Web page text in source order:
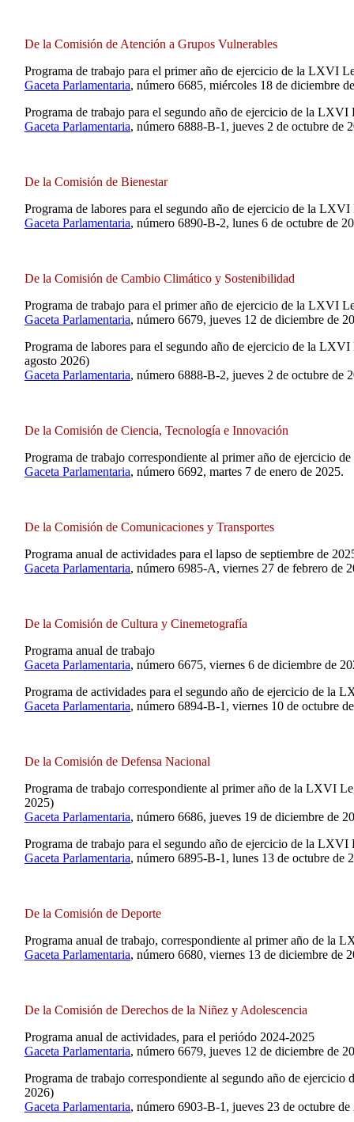
De la Comisión de Atención a Grupos Vulnerables
Programa de trabajo para el primer año de ejercicio de la LXVI
Gaceta Parlamentaria, número 6685, miércoles 18 de diciembre
Programa de trabajo para el segundo año de ejercicio de la
Gaceta Parlamentaria, número 6888-B-1, jueves 2 de octubre de
De la Comisión de Bienestar
Programa de labores para el segundo año de ejercicio de la LXVI
Gaceta Parlamentaria, número 6890-B-2, lunes 6 de octubre de
De la Comisión de Cambio Climático y Sostenibilidad
Programa de trabajo para el primer año de ejercicio de la LXVI
Gaceta Parlamentaria, número 6679, jueves 12 de diciembre de
Programa de labores para el segundo año de ejercicio de la
agosto 2026)
Gaceta Parlamentaria, número 6888-B-2, jueves 2 de octubre de
De la Comisión de Ciencia, Tecnología e Innovación
Programa de trabajo correspondiente al primer año de ejercicio
Gaceta Parlamentaria, número 6692, martes 7 de enero de 2025.
De la Comisión de Comunicaciones y Transportes
Programa anual de actividades para el lapso de septiembre de
Gaceta Parlamentaria, número 6985-A, viernes 27 de febrero de
De la Comisión de Cultura y Cinemetografía
Programa anual de trabajo
Gaceta Parlamentaria, número 6675, viernes 6 de diciembre de
Programa de actividades para el segundo año de ejercicio de la
Gaceta Parlamentaria, número 6894-B-1, viernes 10 de octubre
De la Comisión de Defensa Nacional
Programa de trabajo correspondiente al primer año de la LXVI
2025)
Gaceta Parlamentaria, número 6686, jueves 19 de diciembre de
Programa de trabajo para el segundo año de ejercicio de la LXVI
Gaceta Parlamentaria, número 6895-B-1, lunes 13 de octubre de
De la Comisión de Deporte
Programa anual de trabajo, correspondiente al primer año de la
Gaceta Parlamentaria, número 6680, viernes 13 de diciembre de
De la Comisión de Derechos de la Niñez y Adolescencia
Programa anual de actividades, para el periódo 2024-2025
Gaceta Parlamentaria, número 6679, jueves 12 de diciembre de
Programa de trabajo correspondiente al segundo año de
2026)
Gaceta Parlamentaria, número 6903-B-1, jueves 23 de octubre de